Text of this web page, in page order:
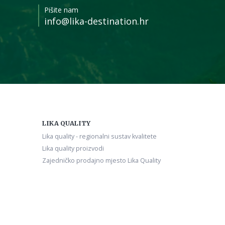
Pišite nam
info@lika-destination.hr
LIKA QUALITY
Lika quality - regionalni sustav kvalitete
Lika quality proizvodi
Zajedničko prodajno mjesto Lika Quality